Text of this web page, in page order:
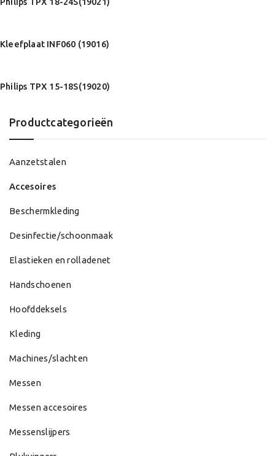
Productcategorieën
Aanzetstalen
Accesoires
Beschermkleding
Desinfectie/schoonmaak
Elastieken en rolladenet
Handschoenen
Hoofddeksels
Kleding
Machines/slachten
Messen
Messen accesoires
Messenslijpers
Kleefplaat INF060 (19016)
Philips TPX 15-18S(19020)